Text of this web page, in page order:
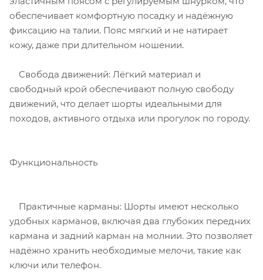
обеспечивает комфортную посадку и надёжную
фиксацию на талии. Пояс мягкий и не натирает
кожу, даже при длительном ношении.
Свобода движений: Лёгкий материал и
свободный крой обеспечивают полную свободу
движений, что делает шорты идеальными для
походов, активного отдыха или прогулок по городу.
Функциональность
Практичные карманы: Шорты имеют несколько
удобных карманов, включая два глубоких передних
кармана и задний карман на молнии. Это позволяет
надёжно хранить необходимые мелочи, такие как
ключи или телефон.